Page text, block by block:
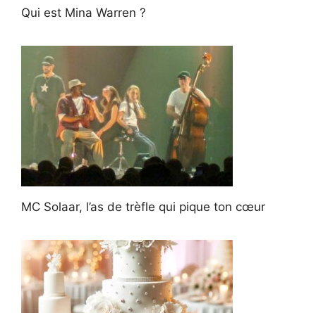
Qui est Mina Warren ?
MC Solaar, l’as de trèfle qui pique ton cœur